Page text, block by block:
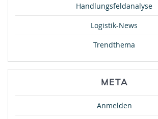
Handlungsfeldanalyse
Logistik-News
Trendthema
META
Anmelden